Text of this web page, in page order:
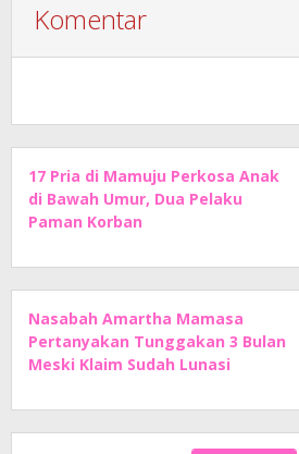
Komentar
17 Pria di Mamuju Perkosa Anak
di Bawah Umur, Dua Pelaku
Paman Korban
Nasabah Amartha Mamasa
Pertanyakan Tunggakan 3 Bulan
Meski Klaim Sudah Lunasi